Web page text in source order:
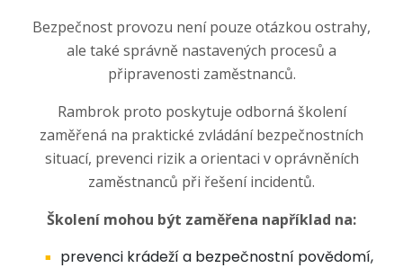
Bezpečnost provozu není pouze otázkou ostrahy,
ale také správně nastavených procesů a
připravenosti zaměstnanců.
Rambrok proto poskytuje odborná školení
zaměřená na praktické zvládání bezpečnostních
situací, prevenci rizik a orientaci v oprávněních
zaměstnanců při řešení incidentů.
Školení mohou být zaměřena například na:
prevenci krádeží a bezpečnostní povědomí,